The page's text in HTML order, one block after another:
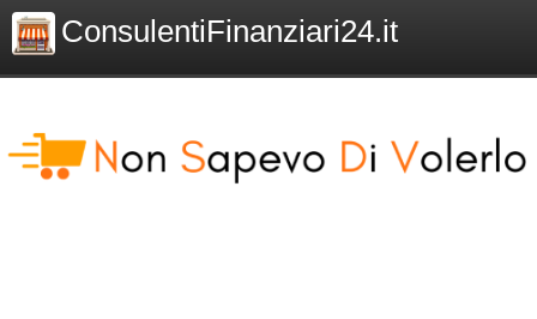
ConsulentiFinanziari24.it